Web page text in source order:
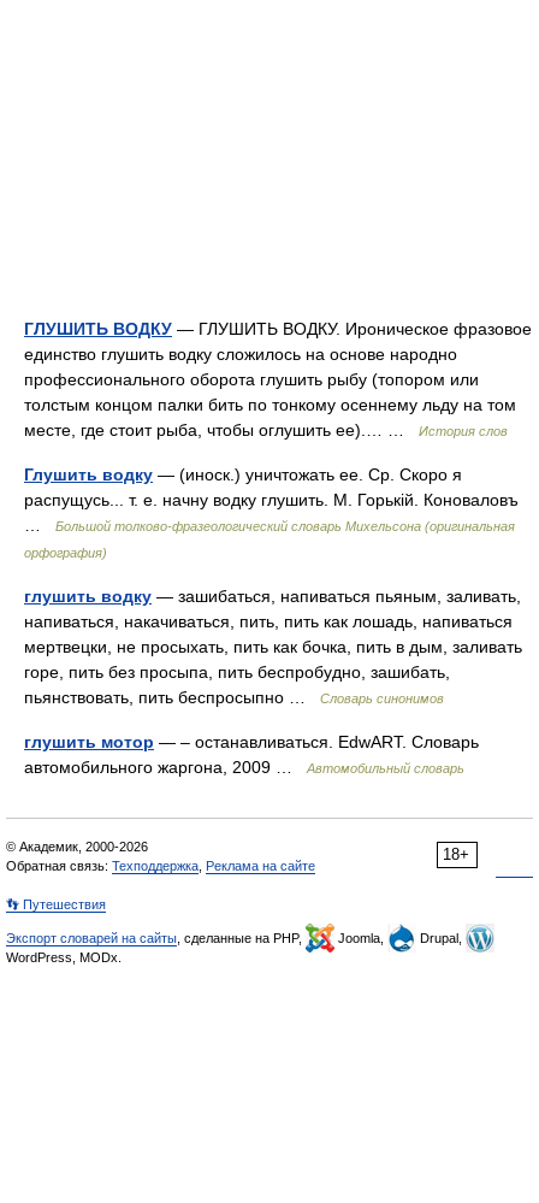
ГЛУШИТЬ ВОДКУ — ГЛУШИТЬ ВОДКУ. Ироническое фразовое
единство глушить водку сложилось на основе народно
профессионального оборота глушить рыбу (топором или
толстым концом палки бить по тонкому осеннему льду на том
месте, где стоит рыба, чтобы оглушить ее).… …
История слов
Глушить водку — (иноск.) уничтожать ее. Ср. Скоро я
распущусь... т. е. начну водку глушить. М. Горькій. Коноваловъ
Большой толково-фразеологический словарь Михельсона (оригинальная
орфография)
глушить водку — зашибаться, напиваться пьяным, заливать,
напиваться, накачиваться, пить, пить как лошадь, напиваться
мертвецки, не просыхать, пить как бочка, пить в дым, заливать
горе, пить без просыпа, пить беспробудно, зашибать,
пьянствовать, пить беспросыпно …
Словарь синонимов
глушить мотор — – останавливаться. EdwART. Словарь
автомобильного жаргона, 2009 …
Автомобильный словарь
18+
© Академик, 2000-2026
Обратная связь: Техподдержка Реклама на сайте
👣 Путешествия
Экспорт словарей на сайты , сделанные на PHP, Joomla,
Drupal,
WordPress, MODx.